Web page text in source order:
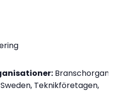
Teknikföretagen,